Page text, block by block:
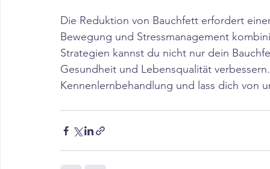
Die Reduktion von Bauchfett erfordert
Bewegung und Stressmanagement
Strategien kannst du nicht nur dein
Gesundheit und Lebensqualität
Kennenlernbehandlung und lass dich von